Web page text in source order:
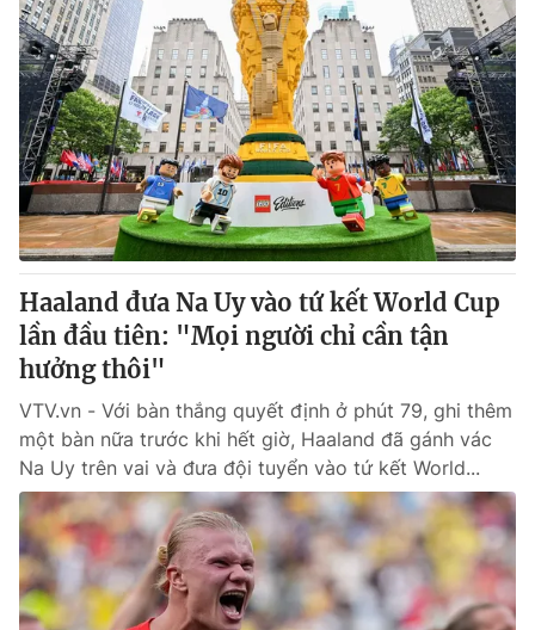
Haaland đưa Na Uy vào tứ kết World Cup
lần đầu tiên: "Mọi người chỉ cần tận
hưởng thôi"
VTV.vn - Với bàn thắng quyết định ở phút 79, ghi thêm
một bàn nữa trước khi hết giờ, Haaland đã gánh vác
Na Uy trên vai và đưa đội tuyển vào tứ kết World...